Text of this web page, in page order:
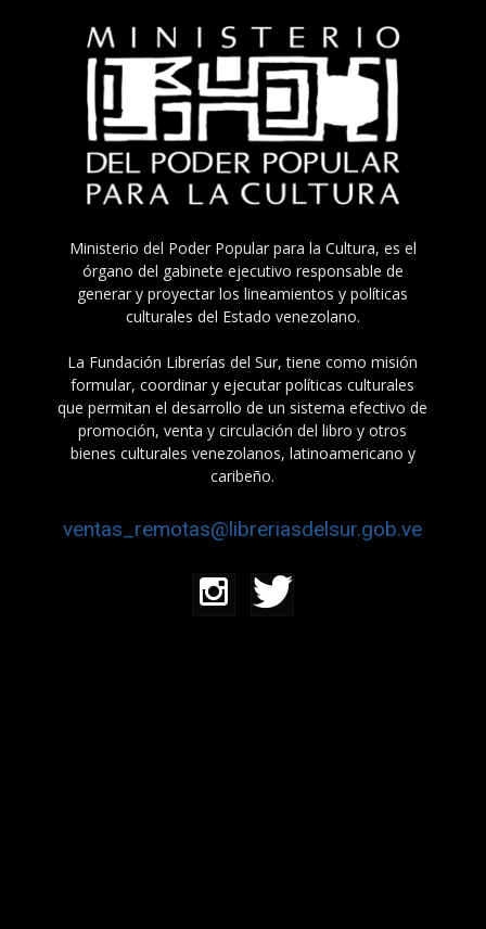
Ministerio del Poder Popular para la Cultura, es el
órgano del gabinete ejecutivo responsable de
generar y proyectar los lineamientos y políticas
culturales del Estado venezolano.
La Fundación Librerías del Sur, tiene como misión
formular, coordinar y ejecutar políticas culturales
que permitan el desarrollo de un sistema efectivo de
promoción, venta y circulación del libro y otros
bienes culturales venezolanos, latinoamericano y
caribeño.
ventas_remotas@libreriasdelsur.gob.ve